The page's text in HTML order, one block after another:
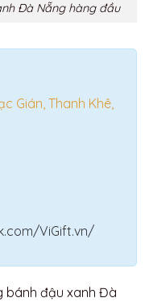
Đà Nẵng hàng đầu
Gián, Thanh Khê,
ViGift.vn/
bánh đậu xanh Đà